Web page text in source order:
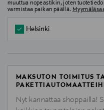
muuttua nopeastikin, joten
varmistaa paikan päällä.
Helsinki
MAKSUTON TOIMITUS
Nyt kannattaa shoppailla!